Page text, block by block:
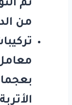
ثم
من